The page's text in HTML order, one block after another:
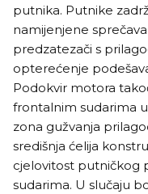
putnika. Putnike
namijenjene
predzatezači s
opterećenje
Podokvir motora
frontalnim sudarima
zona gužvanja
središnja ćelija
cjelovitost putničkog
sudarima. U slučaju